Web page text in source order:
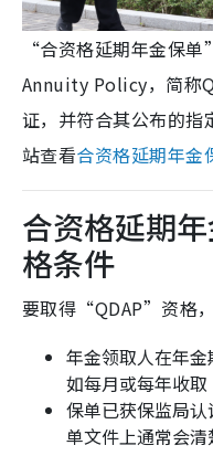
“合资格延期年金保
Annuity Policy，简称
证，并符合其公布的指
站查看合资格延期年金
合资格延期
格条件
要取得“QDAP”资格
年金领取人在年
如每月或每年收
保单已获保监局
单文件上通常会